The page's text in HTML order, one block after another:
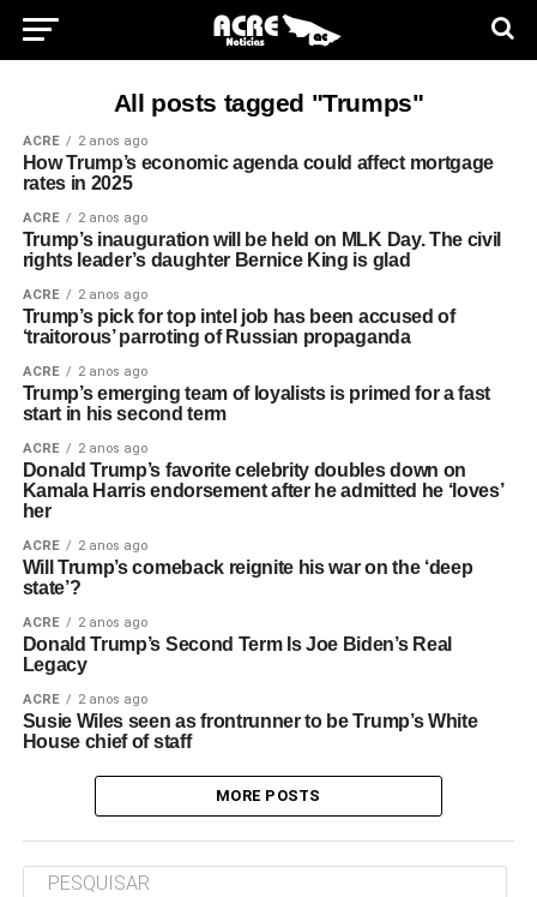
All posts tagged "Trumps"
ACRE 2 anos ago
How Trump’s economic agenda could affect mortgage
rates in 2025
ACRE 2 anos ago
Trump’s inauguration will be held on MLK Day. The civil
rights leader’s daughter Bernice King is glad
ACRE 2 anos ago
Trump’s pick for top intel job has been accused of
‘traitorous’ parroting of Russian propaganda
ACRE 2 anos ago
Trump’s emerging team of loyalists is primed for a fast
start in his second term
ACRE 2 anos ago
Donald Trump’s favorite celebrity doubles down on
Kamala Harris endorsement after he admitted he ‘loves’
her
ACRE 2 anos ago
Will Trump’s comeback reignite his war on the ‘deep
state’?
ACRE 2 anos ago
Donald Trump’s Second Term Is Joe Biden’s Real
Legacy
ACRE 2 anos ago
Susie Wiles seen as frontrunner to be Trump’s White
House chief of staff
MORE POSTS